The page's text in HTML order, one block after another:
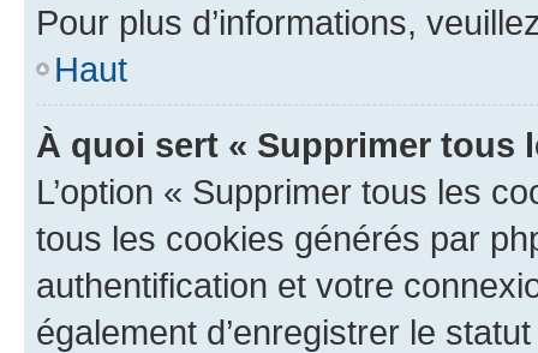
Pour plus d’informations,
Haut
À quoi sert « Supprimer tous
L’option « Supprimer tous les
tous les cookies générés par
authentification et votre
également d’enregistrer le